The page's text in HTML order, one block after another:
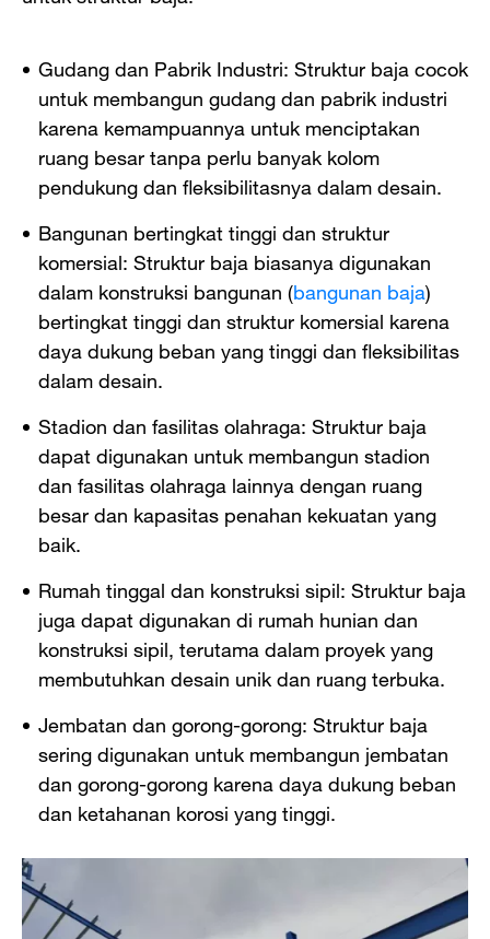
Gudang dan Pabrik Industri: Struktur baja cocok
untuk membangun gudang dan pabrik industri
karena kemampuannya untuk menciptakan
ruang besar tanpa perlu banyak kolom
pendukung dan fleksibilitasnya dalam desain.
Bangunan bertingkat tinggi dan struktur
komersial: Struktur baja biasanya digunakan
dalam konstruksi bangunan (bangunan baja)
bertingkat tinggi dan struktur komersial karena
daya dukung beban yang tinggi dan fleksibilitas
dalam desain.
Stadion dan fasilitas olahraga: Struktur baja
dapat digunakan untuk membangun stadion
dan fasilitas olahraga lainnya dengan ruang
besar dan kapasitas penahan kekuatan yang
baik.
Rumah tinggal dan konstruksi sipil: Struktur baja
juga dapat digunakan di rumah hunian dan
konstruksi sipil, terutama dalam proyek yang
membutuhkan desain unik dan ruang terbuka.
Jembatan dan gorong-gorong: Struktur baja
sering digunakan untuk membangun jembatan
dan gorong-gorong karena daya dukung beban
dan ketahanan korosi yang tinggi.